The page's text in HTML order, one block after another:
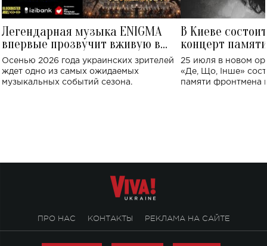
Легендарная музыка ENIGMA
впервые прозвучит вживую в
Украине: где состоится концерт
Осенью 2026 года украинских зрителей
ждет одно из самых ожидаемых
музыкальных событий сезона.
В Киеве
концерт
Клименко:
исполнят песни
25 июля в новом
«Де, Що, Інше»
памяти фронтмена
ПРО НАС КОНТАКТЫ РЕКЛАМА НА САЙТЕ